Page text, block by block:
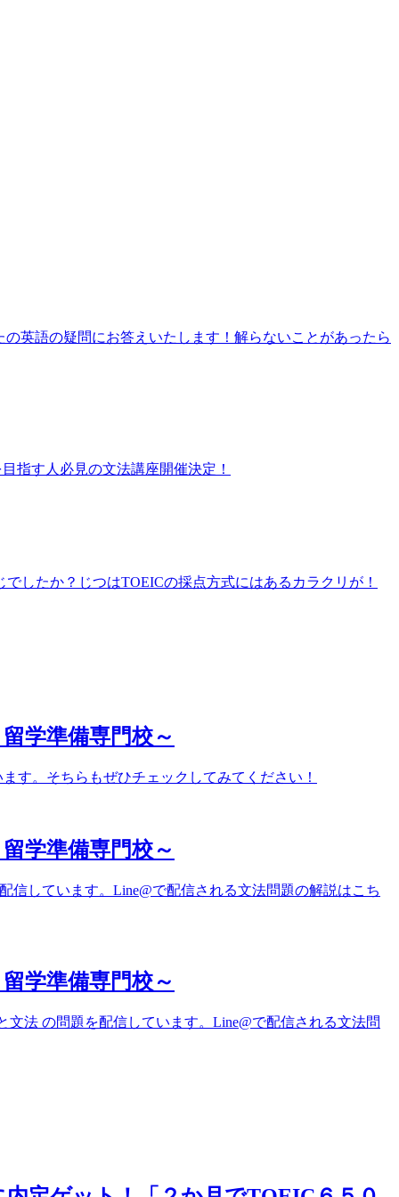
英語の疑問にお答えいたします！解らないことがあったら
指す人必見の文法講座開催決定！
したか？じつはTOEICの採点方式にはあるカラクリが！
学準備専門校～
す。そちらもぜひチェックしてみてください！
学準備専門校～
しています。Line@で配信される文法問題の解説はこち
学準備専門校～
法 の問題を配信しています。Line@で配信される文法問